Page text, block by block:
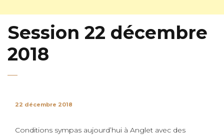
Session 22 décembre
2018
22 décembre 2018
Conditions sympas aujourd’hui à Anglet avec des